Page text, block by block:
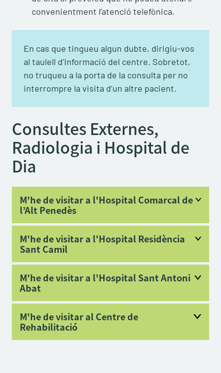
convenientment l’atenció telefònica.
En cas que tingueu algun dubte, dirigiu-vos
al taulell d’Informació del centre. Sobretot,
no truqueu a la porta de la consulta per no
interrompre la visita d’un altre pacient.
Consultes Externes,
Radiologia i Hospital de
Dia
M'he de visitar a l'Hospital Comarcal de
l’Alt Penedès
M'he de visitar a l'Hospital Residència
Sant Camil
M'he de visitar a l'Hospital Sant Antoni
Abat
M'he de visitar al Centre de
Rehabilitació